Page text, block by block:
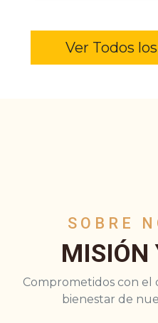
Ver Todos
SOBRE
MISIÓN
Comprometidos con el
bienestar de